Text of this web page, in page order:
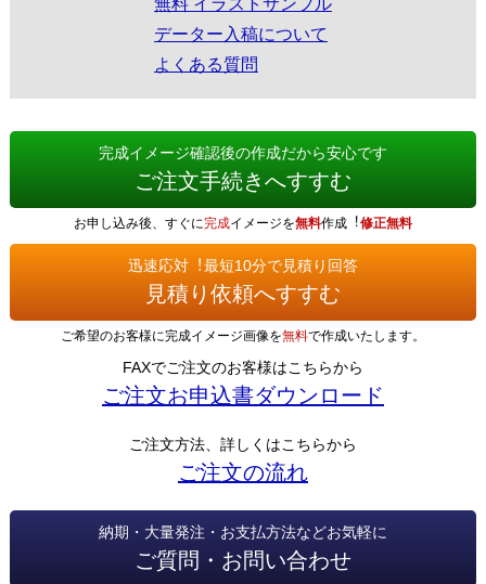
無料 イラストサンプル
データー入稿について
よくある質問
完成イメージ確認後の作成だから安心です
ご注文手続きへすすむ
お申し込み後、すぐに完成イメージを無料作成︕修正無料
迅速応対︕最短10分で見積り回答
見積り依頼へすすむ
ご希望のお客様に完成イメージ画像を無料で作成いたします。
FAXでご注文のお客様はこちらから
ご注文お申込書ダウンロード
ご注文方法、詳しくはこちらから
ご注文の流れ
納期・大量発注・お支払方法などお気軽に
ご質問・お問い合わせ